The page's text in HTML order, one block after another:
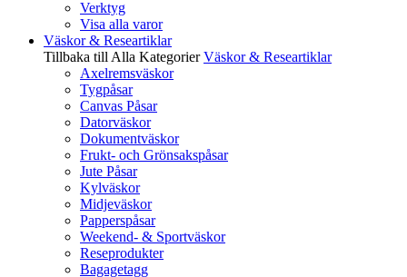
Verktyg
Visa alla varor
Väskor & Researtiklar
Tillbaka till Alla Kategorier Väskor & Researtiklar
Axelremsväskor
Tygpåsar
Canvas Påsar
Datorväskor
Dokumentväskor
Frukt- och Grönsakspåsar
Jute Påsar
Kylväskor
Midjeväskor
Papperspåsar
Weekend- & Sportväskor
Reseprodukter
Bagagetagg